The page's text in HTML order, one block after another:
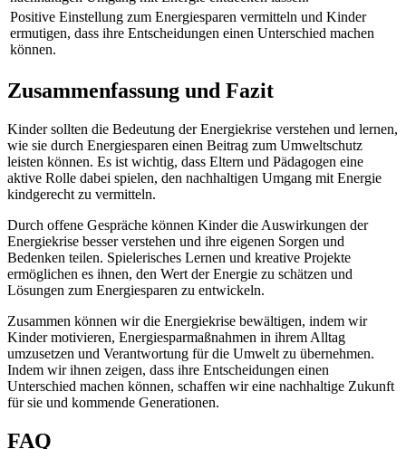
Positive Einstellung zum Energiesparen vermitteln und Kinder
ermutigen, dass ihre Entscheidungen einen Unterschied machen
können.
Zusammenfassung und Fazit
Kinder sollten die Bedeutung der Energiekrise verstehen und lernen,
wie sie durch Energiesparen einen Beitrag zum Umweltschutz
leisten können. Es ist wichtig, dass Eltern und Pädagogen eine
aktive Rolle dabei spielen, den nachhaltigen Umgang mit Energie
kindgerecht zu vermitteln.
Durch offene Gespräche können Kinder die Auswirkungen der
Energiekrise besser verstehen und ihre eigenen Sorgen und
Bedenken teilen. Spielerisches Lernen und kreative Projekte
ermöglichen es ihnen, den Wert der Energie zu schätzen und
Lösungen zum Energiesparen zu entwickeln.
Zusammen können wir die Energiekrise bewältigen, indem wir
Kinder motivieren, Energiesparmaßnahmen in ihrem Alltag
umzusetzen und Verantwortung für die Umwelt zu übernehmen.
Indem wir ihnen zeigen, dass ihre Entscheidungen einen
Unterschied machen können, schaffen wir eine nachhaltige Zukunft
für sie und kommende Generationen.
FAQ